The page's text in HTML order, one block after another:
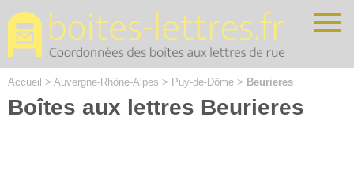
Accueil > Auvergne-Rhône-Alpes > Puy-de-Dôme > Beurieres
Boîtes aux lettres Beurieres